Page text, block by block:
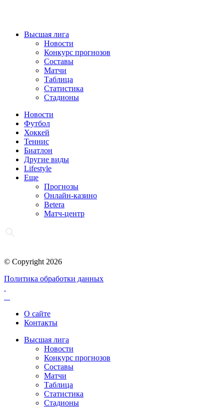
Высшая лига
Новости
Конкурс прогнозов
Составы
Матчи
Таблица
Статистика
Стадионы
Новости
Футбол
Хоккей
Теннис
Биатлон
Другие виды
Lifestyle
Еще
Прогнозы
Онлайн-казино
Betera
Матч-центр
© Copyright 2026
Политика обработки данных
О сайте
Контакты
Высшая лига
Новости
Конкурс прогнозов
Составы
Матчи
Таблица
Статистика
Стадионы